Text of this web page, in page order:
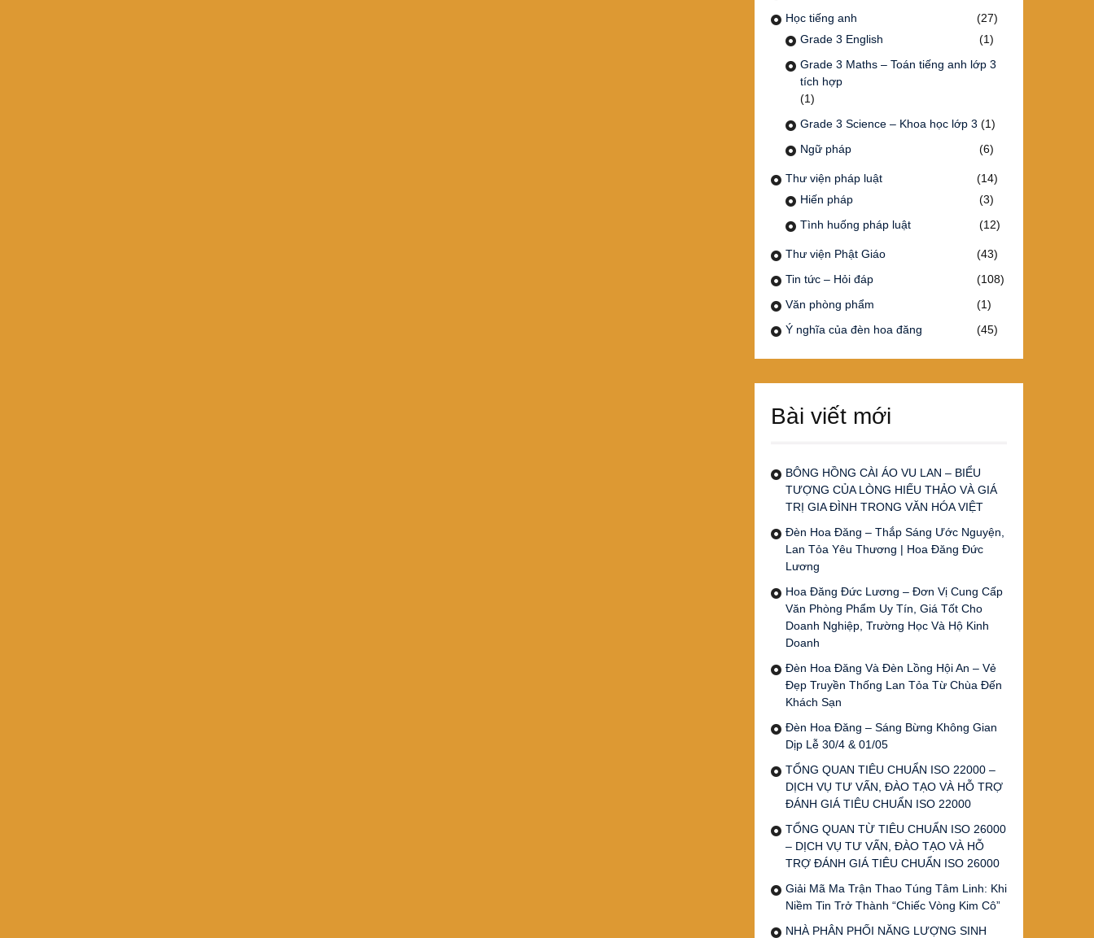
Học tiếng anh
(27)
Grade 3 English
(1)
Grade 3 Maths – Toán tiếng anh lớp 3
tích hợp
(1)
Grade 3 Science – Khoa học lớp 3 (1)
Ngữ pháp
(6)
Thư viện pháp luật
(14)
Hiến pháp
(3)
Tình huống pháp luật
(12)
Thư viện Phật Giáo
(43)
Tin tức – Hỏi đáp
(108)
Văn phòng phẩm
(1)
Ý nghĩa của đèn hoa đăng
(45)
Bài viết mới
BÔNG HỒNG CÀI ÁO VU LAN – BIỂU
TƯỢNG CỦA LÒNG HIẾU THẢO VÀ GIÁ
TRỊ GIA ĐÌNH TRONG VĂN HÓA VIỆT
Đèn Hoa Đăng – Thắp Sáng Ước Nguyện,
Lan Tỏa Yêu Thương | Hoa Đăng Đức
Lương
Hoa Đăng Đức Lương – Đơn Vị Cung Cấp
Văn Phòng Phẩm Uy Tín, Giá Tốt Cho
Doanh Nghiệp, Trường Học Và Hộ Kinh
Doanh
Đèn Hoa Đăng Và Đèn Lồng Hội An – Vẻ
Đẹp Truyền Thống Lan Tỏa Từ Chùa Đến
Khách Sạn
Đèn Hoa Đăng – Sáng Bừng Không Gian
Dịp Lễ 30/4 & 01/05
TỔNG QUAN TIÊU CHUẨN ISO 22000 –
DỊCH VỤ TƯ VẤN, ĐÀO TẠO VÀ HỖ TRỢ
ĐÁNH GIÁ TIÊU CHUẨN ISO 22000
TỔNG QUAN TỪ TIÊU CHUẨN ISO 26000
– DỊCH VỤ TƯ VẤN, ĐÀO TẠO VÀ HỖ
TRỢ ĐÁNH GIÁ TIÊU CHUẨN ISO 26000
Giải Mã Ma Trận Thao Túng Tâm Linh: Khi
Niềm Tin Trở Thành “Chiếc Vòng Kim Cô”
NHÀ PHÂN PHỐI NĂNG LƯỢNG SINH